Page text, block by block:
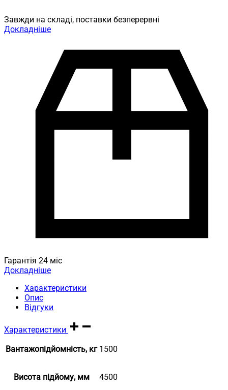
Завжди на складі, поставки безперервні
Докладніше
Гарантія 24 міс
Докладніше
Характеристики
Опис
Відгуки
Характеристики
Вантажопідйомність, кг 1500
Висота підйому, мм 4500